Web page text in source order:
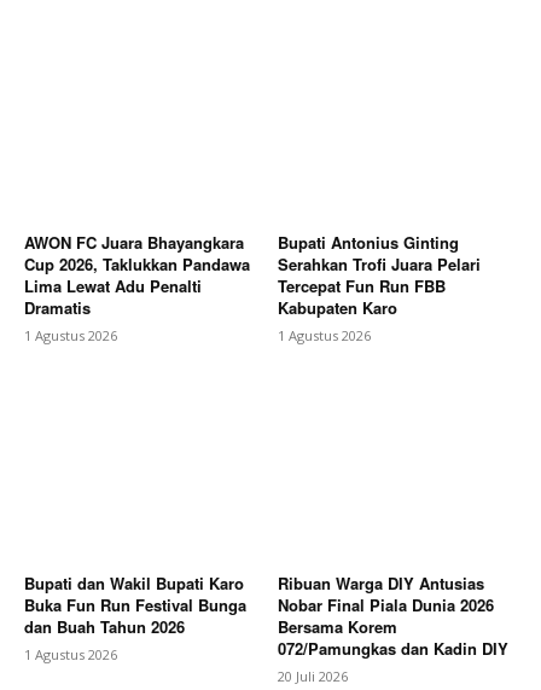
AWON FC Juara Bhayangkara
Cup 2026, Taklukkan Pandawa
Lima Lewat Adu Penalti
Dramatis
1 Agustus 2026
Bupati Antonius Ginting
Serahkan Trofi Juara Pelari
Tercepat Fun Run FBB
Kabupaten Karo
1 Agustus 2026
Bupati dan Wakil Bupati Karo
Buka Fun Run Festival Bunga
dan Buah Tahun 2026
1 Agustus 2026
Ribuan Warga DIY Antusias
Nobar Final Piala Dunia 2026
Bersama Korem
072/Pamungkas dan Kadin DIY
20 Juli 2026